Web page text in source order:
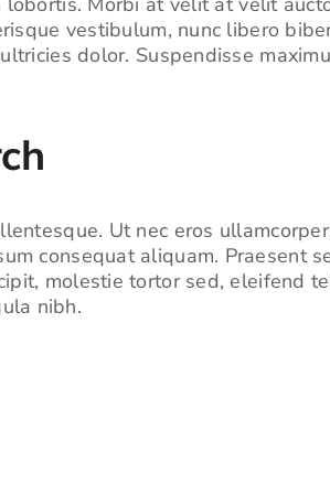
vestibulum, nunc libero
dolor. Suspendisse
Ut nec eros
consequat aliquam. Praesent
molestie tortor sed, eleifend
nibh.